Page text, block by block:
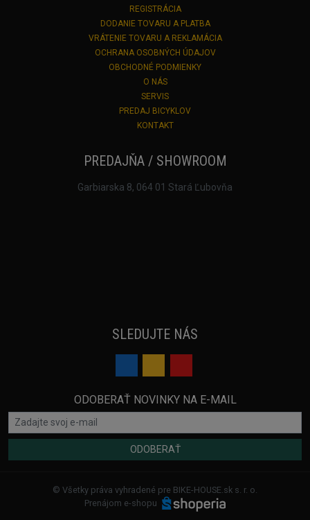
REGISTRÁCIA
DODANIE TOVARU A PLATBA
VRÁTENIE TOVARU A REKLAMÁCIA
OCHRANA OSOBNÝCH ÚDAJOV
OBCHODNÉ PODMIENKY
O NÁS
SERVIS
PREDAJ BICYKLOV
KONTAKT
PREDAJŇA / SHOWROOM
Garbiarska 8, 064 01 Stará Ľubovňa
SLEDUJTE NÁS
ODOBERAŤ NOVINKY NA E-MAIL
ODOBERAŤ
© Všetky práva vyhradené pre BIKE-HOUSE.sk s. r. o.
Prenájom e-shopu